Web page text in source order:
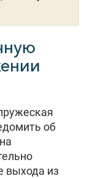
об
выхода из